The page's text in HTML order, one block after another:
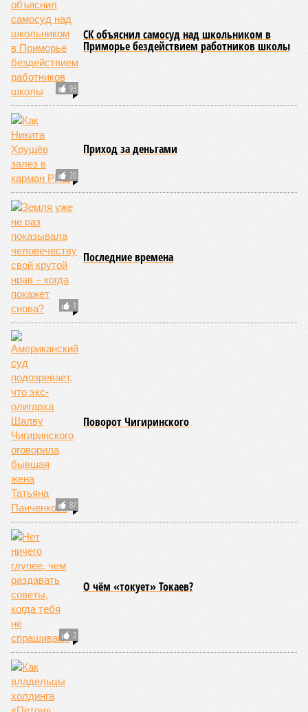
93
СК объяснил самосуд над школьником в
Приморье бездействием работников школы
20
Приход за деньгами
1
Последние времена
87
Поворот Чигиринского
2
О чём «токует» Токаев?